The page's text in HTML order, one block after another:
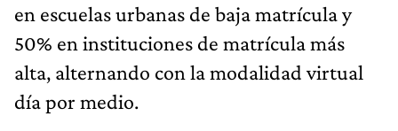
en escuelas urbanas de baja matrícula y
50% en instituciones de matrícula más
alta, alternando con la modalidad virtual
día por medio.